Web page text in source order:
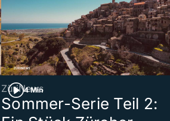
4 Min
ZüriNews
Sommer-Serie Teil 2: